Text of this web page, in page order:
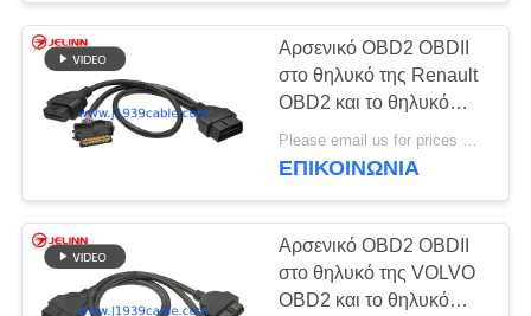
J1708 καλώδιο
21
Αρσενικό OBD2 OBDII
στο θηλυκό της Renault
OBD2 και το θηλυκό
καλώδιο θραυστών Υ
OBD2
Please email us for prices MOQ:100 τεμ
ΕΠΙΚΟΙΝΩΝΊΑ
Αρσενικό OBD2 OBDII
στο θηλυκό της VOLVO
OBD2 και το θηλυκό